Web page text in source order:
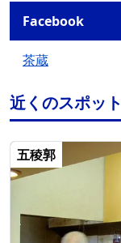
Facebook
茶蔵
近くのスポット
五稜郭